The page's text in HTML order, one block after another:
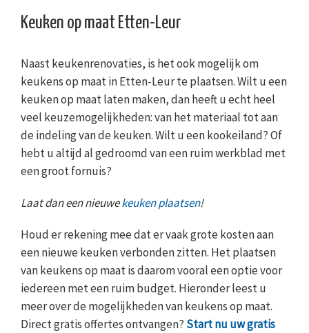
Keuken op maat Etten-Leur
Naast keukenrenovaties, is het ook mogelijk om
keukens op maat in Etten-Leur te plaatsen. Wilt u een
keuken op maat laten maken, dan heeft u echt heel
veel keuzemogelijkheden: van het materiaal tot aan
de indeling van de keuken. Wilt u een kookeiland? Of
hebt u altijd al gedroomd van een ruim werkblad met
een groot fornuis?
Laat dan een nieuwekeuken plaatsen!
Houd er rekening mee dat er vaak grote kosten aan
een nieuwe keuken verbonden zitten. Het plaatsen
van keukens op maat is daarom vooral een optie voor
iedereen met een ruim budget. Hieronder leest u
meer over de mogelijkheden van keukens op maat.
Direct gratis offertes ontvangen? Start nu uw gratis